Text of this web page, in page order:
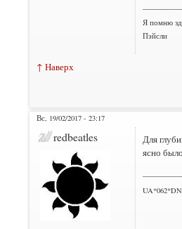
Я помню
Пэйсли
↑ Наверх
Вс, 19/02/2017 - 23:17
redbeatles
Для
ясно
UA*062*DN